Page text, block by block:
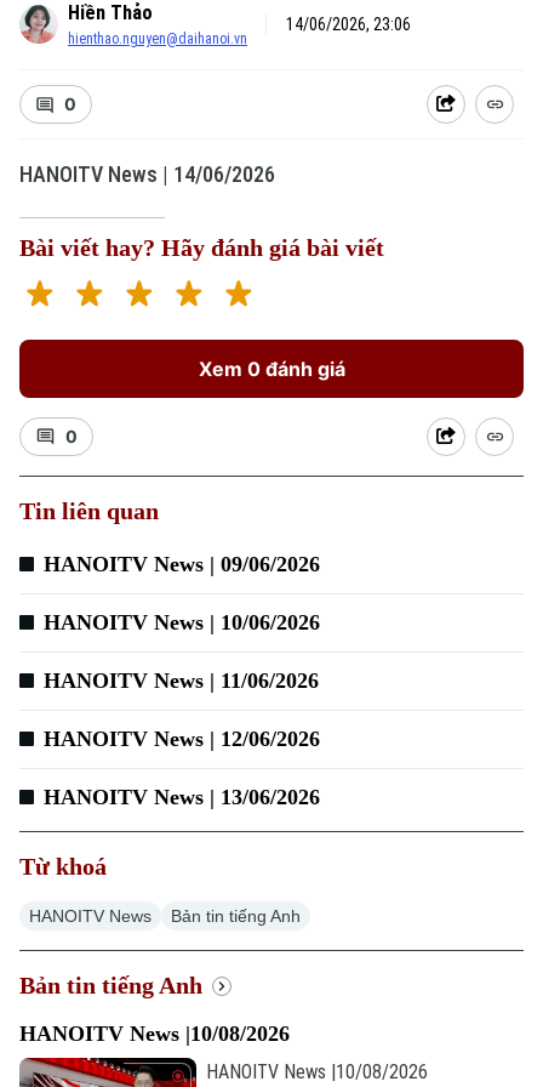
Xu hướng
Chuyên mục
Hà Nội
Xã hội
Hà Nội
Người Hà Nội
Thế giới
Hiền Thảo
hienthao.nguyen@daihanoi.vn
14/06/2026, 23:06
0
HANOITV News | 14/06/2026
Bài viết hay? Hãy đánh giá bài viết
Xem 0 đánh giá
0
Tin liên quan
HANOITV News | 09/06/2026
HANOITV News | 10/06/2026
HANOITV News | 11/06/2026
HANOITV News | 12/06/2026
HANOITV News | 13/06/2026
Từ khoá
HANOITV News Bản tin tiếng Anh
Bản tin tiếng Anh
HANOITV News |10/08/2026
HANOITV News |10/08/2026